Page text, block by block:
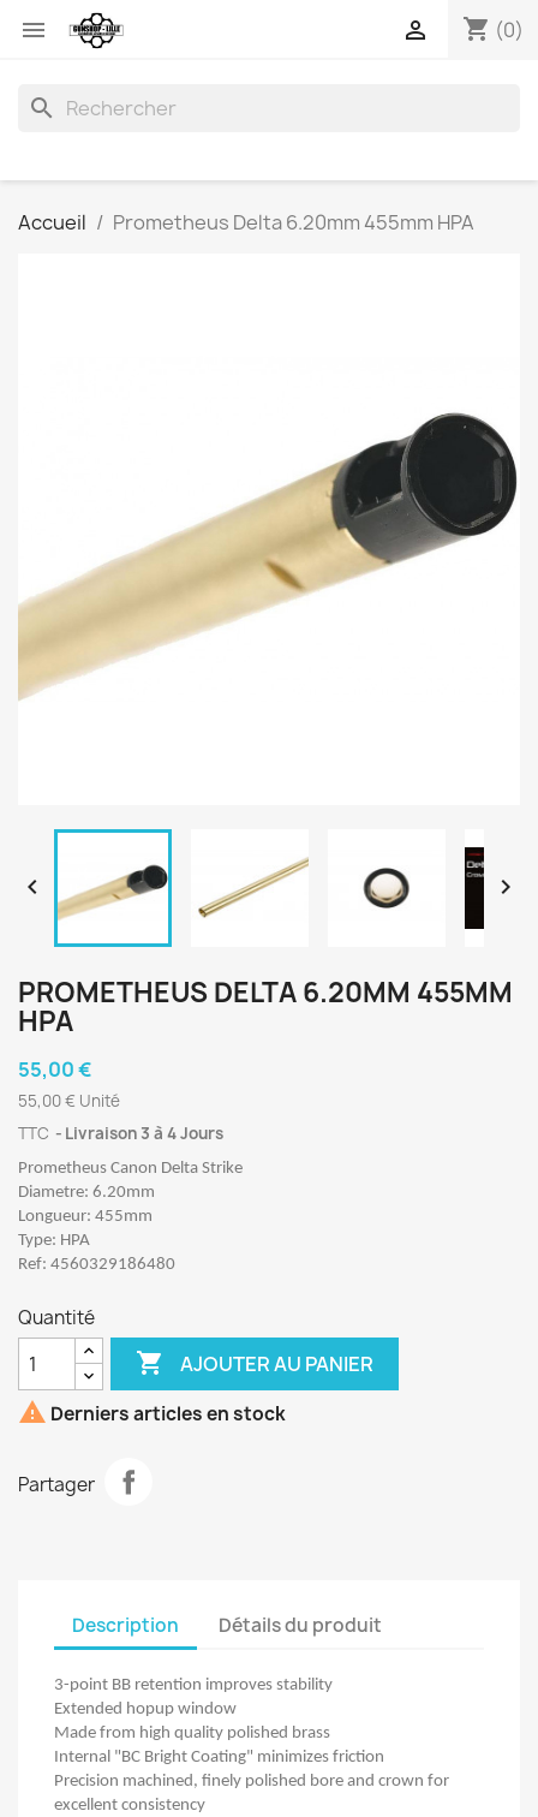
 shopping_cart (0)

search
Accueil Prometheus Delta 6.20mm 455mm HPA
 
PROMETHEUS DELTA 6.20MM 455MM
HPA
55,00 €
55,00 € Unité
TTC
Livraison 3 à 4 Jours
Prometheus Canon Delta Strike
Diametre: 6.20mm
Longueur: 455mm
Type: HPA
Ref: 4560329186480
Quantité
 AJOUTER AU PANIER
 Derniers articles en stock
Partager
Description Détails du produit
3-point BB retention improves stability
Extended hopup window
Made from high quality polished brass
Internal "BC Bright Coating" minimizes friction
Precision machined, finely polished bore and crown for
excellent consistency